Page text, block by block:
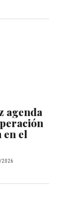
agenda
el